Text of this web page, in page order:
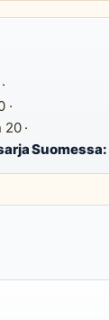
·
·
Suomessa: